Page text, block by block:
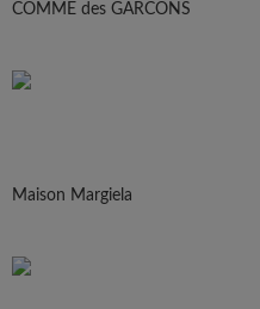
COMME des GARCONS
Maison Margiela